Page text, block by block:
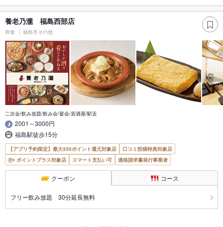
養老乃瀧 福島西部店
和食 福島市その他
二次会/飲み放題/飲み会/宴会/居酒屋/駅近
2001～3000円
福島駅徒歩15分
【アプリ予約限定】最大350ポイント還元対象店
口コミ投稿特典対象店
ポイントプラス対象店
スマート支払い可 適格請求書発行事業者
クーポン コース
フリー飲み放題 30分延長無料